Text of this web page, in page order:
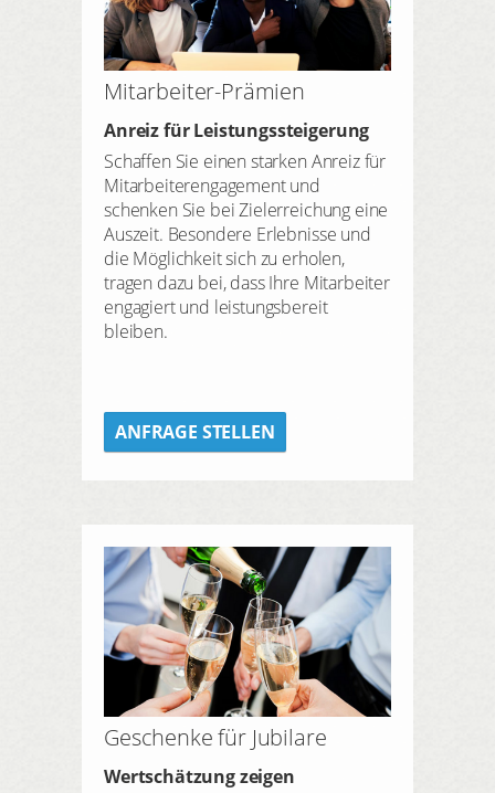
Mitarbeiter-Prämien
Anreiz für Leistungssteigerung
Schaffen Sie einen starken Anreiz für
Mitarbeiterengagement und
schenken Sie bei Zielerreichung eine
Auszeit. Besondere Erlebnisse und
die Möglichkeit sich zu erholen,
tragen dazu bei, dass Ihre Mitarbeiter
engagiert und leistungsbereit
bleiben.
ANFRAGE STELLEN
Geschenke für Jubilare
Wertschätzung zeigen